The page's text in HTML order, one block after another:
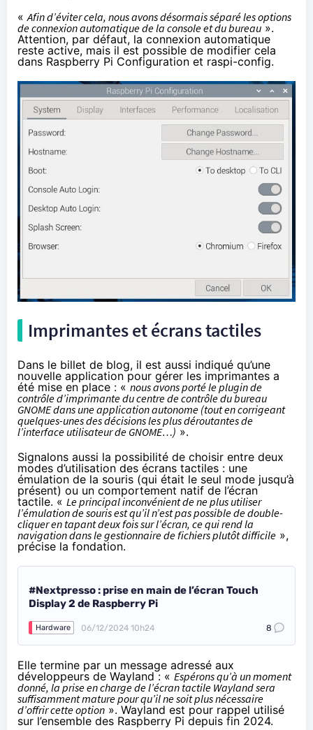
«Afin d’éviter cela, nous avons désormais séparé les options
de connexion automatique de la console et du bureau ».
Attention, par défaut, la connexion automatique
reste active, mais il est possible de modifier cela
dans Raspberry Pi Configuration et raspi-config.
Imprimantes et écrans tactiles
Dans le billet de blog, il est aussi indiqué qu’une
nouvelle application pour gérer les imprimantes a
été mise en place : «nous avons porté le plugin de
contrôle d’imprimante du centre de contrôle du bureau
GNOME dans une application autonome (tout en corrigeant
quelques-unes des décisions les plus déroutantes de
l’interface utilisateur de GNOME…) ».
Signalons aussi la possibilité de choisir entre deux
modes d’utilisation des écrans tactiles : une
émulation de la souris (qui était le seul mode jusqu’à
présent) ou un comportement natif de l’écran
tactile. « Le principal inconvénient de ne plus utiliser
l’émulation de souris est qu’il n’est pas possible de double-
cliquer en tapant deux fois sur l’écran, ce qui rend la
navigation dans le gestionnaire de fichiers plutôt difficile »,
précise la fondation.
#Nextpresso : prise en main de l’écran Touch
Display 2 de Raspberry Pi
Hardware 06/12/2024 10h24 8
Elle termine par un message adressé aux
développeurs de Wayland : « Espérons qu’à un moment
donné, la prise en charge de l’écran tactile Wayland sera
suffisamment mature pour qu’il ne soit plus nécessaire
d’offrir cette option ». Wayland est pour rappel utilisé
sur l’ensemble des Raspberry Pi depuis fin 2024.